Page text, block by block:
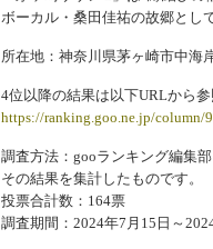
ボーカル・桑田佳祐の故郷とし
所在地：神奈川県茅ヶ崎市中海
4位以降の結果は以下URLから
https://ranking.goo.ne.jp/column/
調査方法：gooランキング編集
その結果を集計したものです。
投票合計数：164票
調査期間：2024年7月15日～